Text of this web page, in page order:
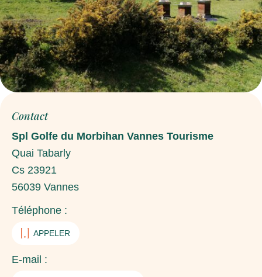
Contact
Spl Golfe du Morbihan Vannes Tourisme
Quai Tabarly
Cs 23921
56039 Vannes
Téléphone :
APPELER
E-mail :